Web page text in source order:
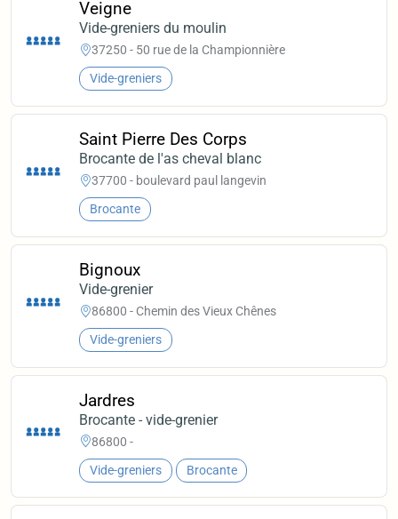
Veigne
Vide-greniers du moulin
37250 - 50 rue de la Championnière
Vide-greniers
Saint Pierre Des Corps
Brocante de l'as cheval blanc
37700 - boulevard paul langevin
Brocante
Bignoux
Vide-grenier
86800 - Chemin des Vieux Chênes
Vide-greniers
Jardres
Brocante - vide-grenier
86800 -
Vide-greniers Brocante